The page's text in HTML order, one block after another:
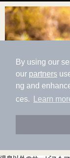
By using our
our partners
ng and
ces.
Learn